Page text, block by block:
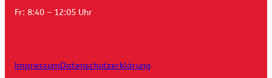
Fr: 8:40 – 12:05 Uhr
ImpressumDatenschutzerklärung